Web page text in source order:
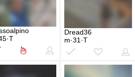
Dread36
m·31·T